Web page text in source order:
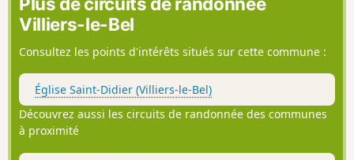
Villiers-le-Bel
Consultez les points d'intérêts situés sur cette commune :
Église Saint-Didier (Villiers-le-Bel)
Découvrez aussi les circuits de randonnée des communes
à proximité